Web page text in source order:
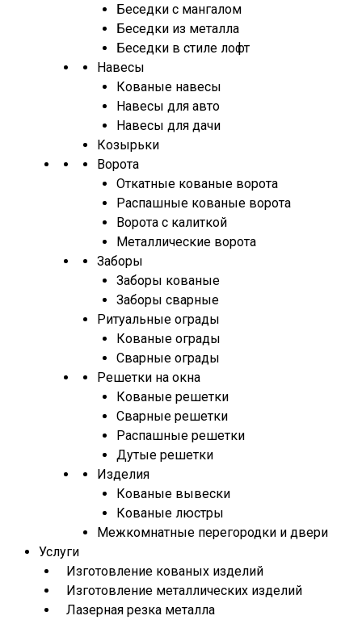
Беседки с мангалом
Беседки из металла
Беседки в стиле лофт
Навесы
Кованые навесы
Навесы для авто
Навесы для дачи
Козырьки
Ворота
Откатные кованые ворота
Распашные кованые ворота
Ворота с калиткой
Металлические ворота
Заборы
Заборы кованые
Заборы сварные
Ритуальные ограды
Кованые ограды
Сварные ограды
Решетки на окна
Кованые решетки
Сварные решетки
Распашные решетки
Дутые решетки
Изделия
Кованые вывески
Кованые люстры
Межкомнатные перегородки и двери
Услуги
Изготовление кованых изделий
Изготовление металлических изделий
Лазерная резка металла